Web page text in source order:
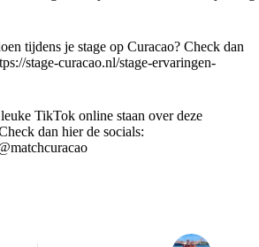
tijdens je stage op Curacao? Check dan
stage-curacao.nl/stage-ervaringen-
TikTok online staan over deze
dan hier de socials: